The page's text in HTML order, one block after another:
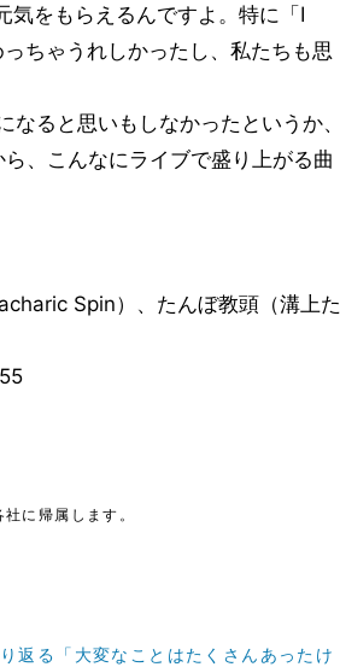
気をもらえるんですよ。特に「I
ちゃうれしかったし、私たちも思
ると思いもしなかったというか、
、こんなにライブで盛り上がる曲
Spin）、たんぼ教頭（溝上た
に帰属します。
返る「大変なことはたくさんあったけ